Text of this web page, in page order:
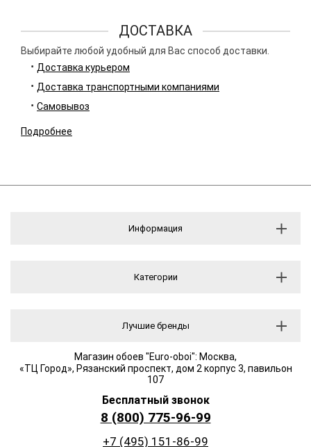
ДОСТАВКА
Выбирайте любой удобный для Вас способ доставки.
Доставка курьером
Доставка транспортными компаниями
Самовывоз
Подробнее
Информация
Категории
Лучшие бренды
Магазин обоев "Euro-oboi": Москва,
«ТЦ Город», Рязанский проспект, дом 2 корпус 3, павильон
107
Бесплатный звонок
8 (800) 775-96-99
+7 (495) 151-86-99